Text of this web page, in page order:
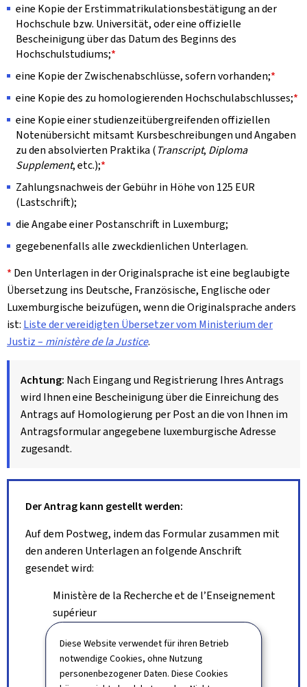
Diese Website verwendet für ihren Betrieb
notwendige Cookies, ohne Nutzung
personenbezogener Daten. Diese Cookies
eine Kopie der Erstimmatrikulationsbestätigung an der
Hochschule bzw. Universität, oder eine offizielle
Bescheinigung über das Datum des Beginns des
Hochschulstudiums;*
eine Kopie der Zwischenabschlüsse, sofern vorhanden;*
eine Kopie des zu homologierenden Hochschulabschlusses;*
eine Kopie einer studienzeitübergreifenden offiziellen
Notenübersicht mitsamt Kursbeschreibungen und Angaben
zu den absolvierten Praktika (Transcript, Diploma
Supplement, etc.);*
Zahlungsnachweis der Gebühr in Höhe von 125 EUR
(Lastschrift);
die Angabe einer Postanschrift in Luxemburg;
gegebenenfalls alle zweckdienlichen Unterlagen.
* Den Unterlagen in der Originalsprache ist eine beglaubigte
Übersetzung ins Deutsche, Französische, Englische oder
Luxemburgische beizufügen, wenn die Originalsprache anders
ist: Liste der vereidigten Übersetzer vom Ministerium der
Justiz – ministère de la Justice.
Achtung: Nach Eingang und Registrierung Ihres Antrags
wird Ihnen eine Bescheinigung über die Einreichung des
Antrags auf Homologierung per Post an die von Ihnen im
Antragsformular angegebene luxemburgische Adresse
zugesandt.
Der Antrag kann gestellt werden:
Auf dem Postweg, indem das Formular zusammen mit
den anderen Unterlagen an folgende Anschrift
gesendet wird:
Ministère de la Recherche et de l’Enseignement
supérieur
Service Homologation de diplômes de droit
18-20, montée de la Pétrusse
L-2327 Luxemburg